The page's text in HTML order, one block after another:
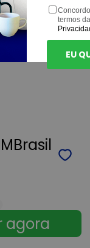
termos
EU